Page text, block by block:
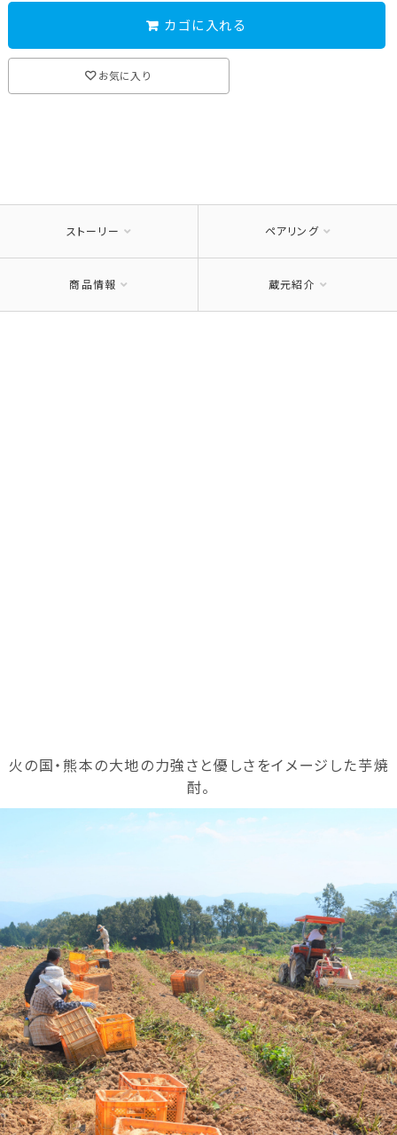
カゴに入れる
お気に入り
ストーリー ペアリング
商品情報 蔵元紹介
火の国・熊本の大地の力強さと優しさをイメージした芋焼
酎。